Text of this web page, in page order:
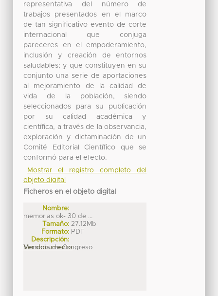
representativa del número de
trabajos presentados en el marco
de tan significativo evento de corte
internacional que conjuga
pareceres en el empoderamiento,
inclusión y creación de entornos
saludables; y que constituyen en su
conjunto una serie de aportaciones
al mejoramiento de la calidad de
vida de la población, siendo
seleccionados para su publicación
por su calidad académica y
científica, a través de la observancia,
exploración y dictaminación de un
Comité Editorial Científico que se
conformó para el efecto.
Mostrar el registro completo del
objeto digital
Ficheros en el objeto digital
Nombre:
memorias ok- 30 de ...
Tamaño: 27.12Mb
Formato: PDF
Descripción:
Memoria de Congreso
Ver documento